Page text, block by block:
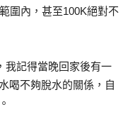
圍內，甚至100K絕對不
我記得當晚回家後有一
喝不夠脫水的關係，自